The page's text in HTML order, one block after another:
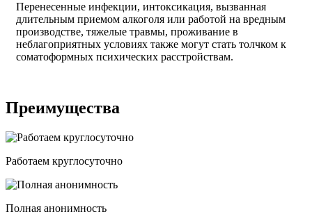
Перенесенные инфекции, интоксикация, вызванная
длительным приемом алкоголя или работой на вредным
производстве, тяжелые травмы, проживание в
неблагоприятных условиях также могут стать толчком к
соматоформных психических расстройствам.
Преимущества
Работаем круглосуточно
Полная анонимность